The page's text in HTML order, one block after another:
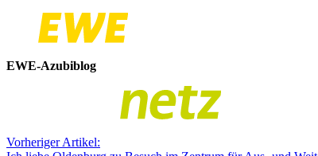
EWE-Azubiblog
Vorheriger Artikel: